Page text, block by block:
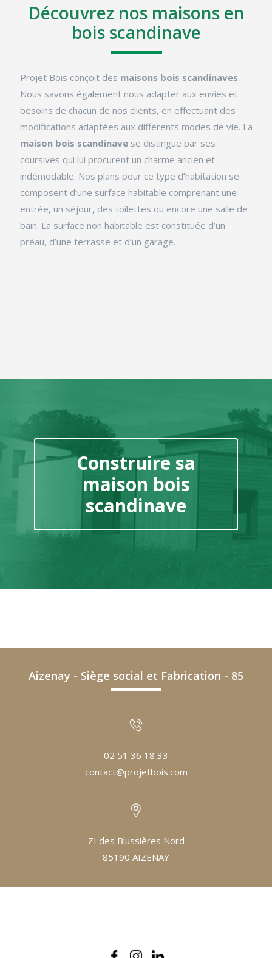
Découvrez nos maisons en
bois scandinave
Projet Bois conçoit des maisons bois scandinaves.
Nous savons également nous adapter aux envies et
besoins de chacun de nos clients, en effectuant des
modifications adaptées aux différents modes de vie. La
maison bois scandinavese distingue par ses
coursives qui lui procurent un charme ancien et
indémodable. Nos plans pour ce type d’habitation se
composent d’une surface habitable comprenant une
entrée, un séjour, des toilettes ou encore une salle de
bain. La surface non habitable est constituée d’un
préau, d’une terrasse et d’un garage.
Construire sa
maison bois
scandinave
Aizenay - Siège social et Fabrication - 85
02 51 36 18 33
contact@projetbois.com
ZI des Blussières Nord
85190 AIZENAY